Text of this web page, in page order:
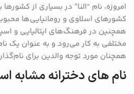
امروزه، نام “النا” در بسیاری از
کشورهای اسلاوی و رومانیایی‌ها
همچنین در فرهنگ‌های ایتالیایی و
مختلفی به کار می‌رود و به عنوان یک
همچنان مورد توجه والدین برای
نام های دخترانه مشابه